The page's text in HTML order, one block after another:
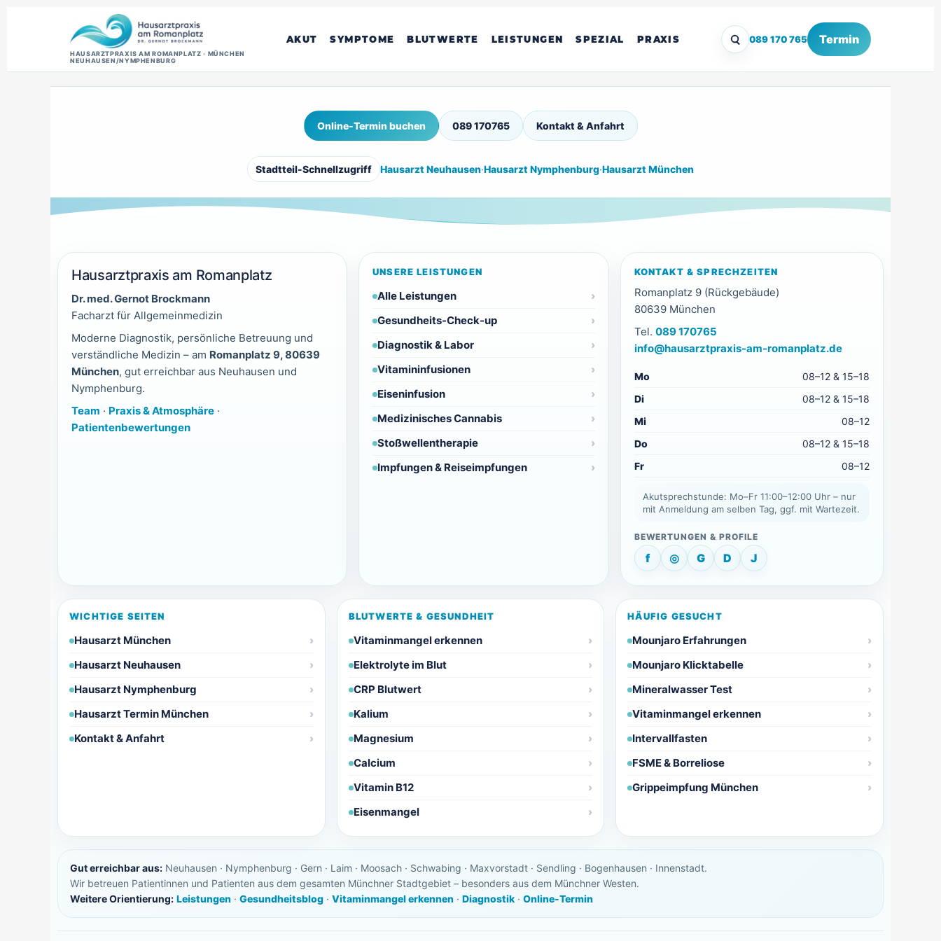
HAUSARZTPRAXIS AM ROMANPLATZ · MÜNCHEN
NEUHAUSEN/NYMPHENBURG
AKUT SYMPTOME BLUTWERTE LEISTUNGEN SPEZIAL PRAXIS 089 170 765 Termin
Online-Termin buchen 089 170765 Kontakt & Anfahrt
Stadtteil-Schnellzugriff Hausarzt Neuhausen·Hausarzt Nymphenburg·Hausarzt München
Hausarztpraxis am Romanplatz
Dr. med. Gernot Brockmann
Facharzt für Allgemeinmedizin
Moderne Diagnostik, persönliche Betreuung und
verständliche Medizin – am Romanplatz 9, 80639
München, gut erreichbar aus Neuhausen und
Nymphenburg.
Team · Praxis & Atmosphäre ·
Patientenbewertungen
UNSERE LEISTUNGEN
Alle Leistungen
Gesundheits-Check-up
Diagnostik & Labor
Vitamininfusionen
Eiseninfusion
Medizinisches Cannabis
Stoßwellentherapie
Impfungen & Reiseimpfungen
KONTAKT & SPRECHZEITEN
Romanplatz 9 (Rückgebäude)
80639 München
Tel. 089 170765
info@hausarztpraxis-am-romanplatz.de
Mo
08–12 & 15–18
Di
08–12 & 15–18
Mi
08–12
Do
08–12 & 15–18
Fr
08–12
Akutsprechstunde: Mo–Fr 11:00–12:00 Uhr – nur
mit Anmeldung am selben Tag, ggf. mit Wartezeit.
f ◎ G D J
WICHTIGE SEITEN
Hausarzt München
Hausarzt Neuhausen
Hausarzt Nymphenburg
Hausarzt Termin München
Kontakt & Anfahrt
BLUTWERTE & GESUNDHEIT
Vitaminmangel erkennen
Elektrolyte im Blut
CRP Blutwert
Kalium
Magnesium
Calcium
Vitamin B12
Eisenmangel
HÄUFIG GESUCHT
Mounjaro Erfahrungen
Mounjaro Klicktabelle
Mineralwasser Test
Vitaminmangel erkennen
Intervallfasten
FSME & Borreliose
Grippeimpfung München
Gut erreichbar aus: Neuhausen · Nymphenburg · Gern · Laim · Moosach · Schwabing · Maxvorstadt · Sendling · Bogenhausen · Innenstadt.
Wir betreuen Patientinnen und Patienten aus dem gesamten Münchner Stadtgebiet – besonders aus dem Münchner Westen.
Weitere Orientierung: Leistungen · Gesundheitsblog · Vitaminmangel erkennen · Diagnostik · Online-Termin